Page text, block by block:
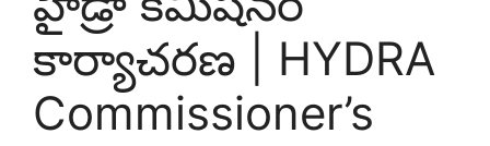
కార్యాచరణ | HYDRA
Commissioner’s